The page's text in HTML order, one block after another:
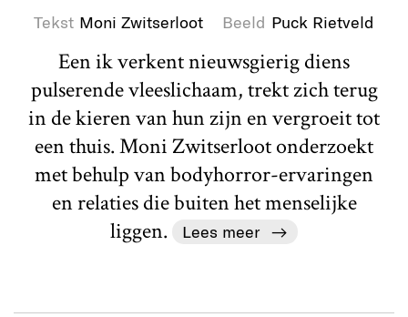
Tekst Moni Zwitserloot Beeld Puck Rietveld
Een ik verkent nieuwsgierig diens
pulserende vleeslichaam, trekt zich terug
in de kieren van hun zijn en vergroeit tot
een thuis. Moni Zwitserloot onderzoekt
met behulp van bodyhorror-ervaringen
en relaties die buiten het menselijke
liggen.
Lees meer